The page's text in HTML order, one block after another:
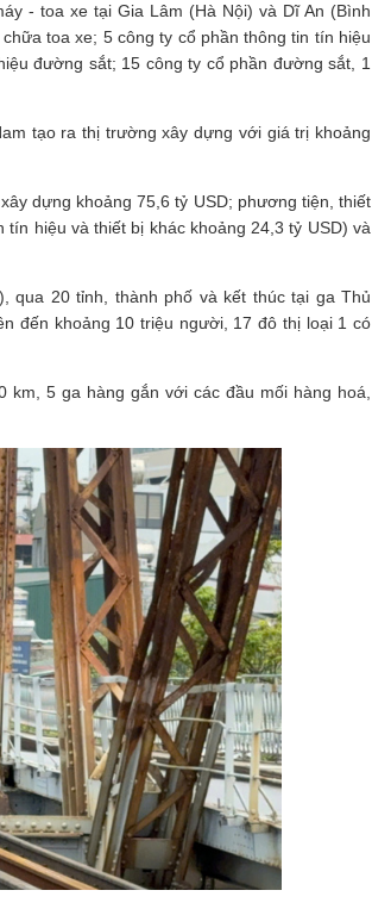
- toa xe tại Gia Lâm (Hà Nội) và Dĩ An (Bình
toa xe; 5 công ty cổ phần thông tin tín hiệu
đường sắt; 15 công ty cổ phần đường sắt, 1
tạo ra thị trường xây dựng với giá trị khoảng
dựng khoảng 75,6 tỷ USD; phương tiện, thiết
hiệu và thiết bị khác khoảng 24,3 tỷ USD) và
qua 20 tỉnh, thành phố và kết thúc tại ga Thủ
đến khoảng 10 triệu người, 17 đô thị loại 1 có
5 ga hàng gắn với các đầu mối hàng hoá,